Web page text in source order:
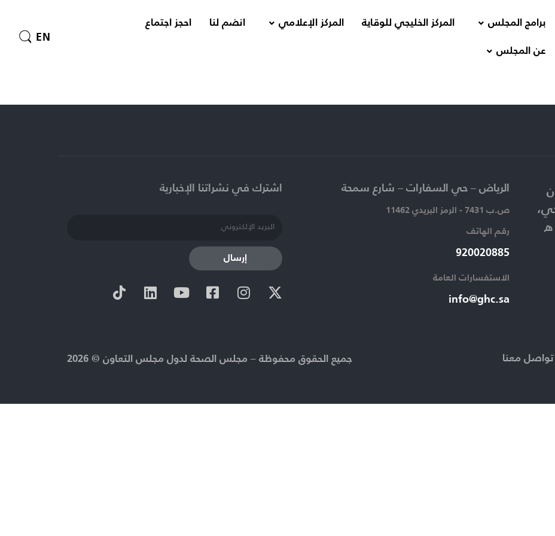
EN
احجز اجتماع انضم لنا المركز الإعلامي المركز الخليجي للوقاية برامج المجلس
عن المجلس
اشترك في نشراتنا الإخبارية​
إرسال
الرياض – حي السفارات – شارع سمحة​
ص.ب 7431 - الرمز البريدي 11462
رقم الهاتف​
920020885​
الاستفسارات العامة ​
info@ghc.sa​
حيث تم تأسيسه في صفر عام 1396 ه
جميع الحقوق محفوظة – مجلس الصحة لدول مجلس التعاون © 2026 تواصل معنا